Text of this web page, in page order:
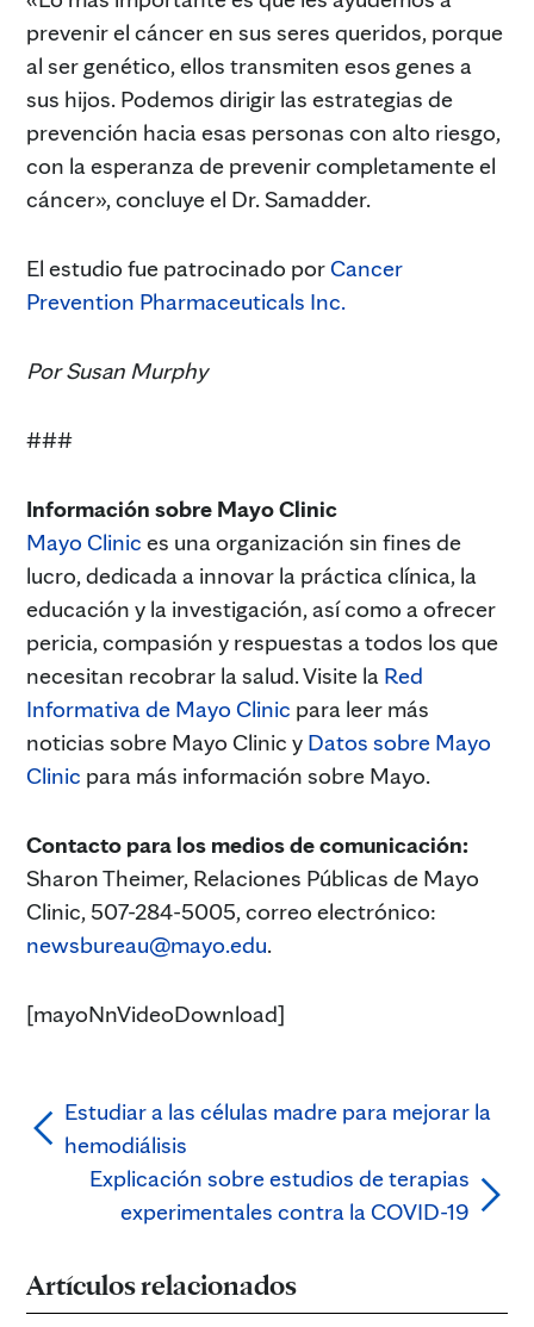
prevenir el cáncer en sus seres queridos, porque
al ser genético, ellos transmiten esos genes a
sus hijos. Podemos dirigir las estrategias de
prevención hacia esas personas con alto riesgo,
con la esperanza de prevenir completamente el
cáncer», concluye el Dr. Samadder.
El estudio fue patrocinado porCancer
Prevention Pharmaceuticals Inc.
Por Susan Murphy
###
Información sobre Mayo Clinic
Mayo Clinic es una organización sin fines de
lucro, dedicada a innovar la práctica clínica, la
educación y la investigación, así como a ofrecer
pericia, compasión y respuestas a todos los que
necesitan recobrar la salud. Visite la Red
Informativa de Mayo Clinic para leer más
noticias sobre Mayo Clinic y Datos sobre Mayo
Clinic para más información sobre Mayo.
Contacto para los medios de comunicación:
Sharon Theimer, Relaciones Públicas de Mayo
Clinic, 507-284-5005, correo electrónico:
newsbureau@mayo.edu.
[mayoNnVideoDownload]
Estudiar a las células madre para mejorar la
hemodiálisis
Explicación sobre estudios de terapias
experimentales contra la COVID-19
Artículos relacionados